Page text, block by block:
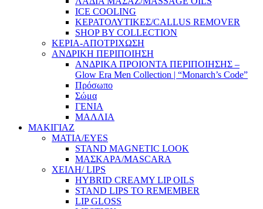
ICE COOLING
ΚΕΡΑΤΟΛΥΤΙΚΕΣ/CALLUS REMOVER
SHOP BY COLLECTION
ΚΕΡΙΑ-ΑΠΟΤΡΙΧΩΣΗ
ΑΝΔΡΙΚΗ ΠΕΡΙΠΟΙΗΣΗ
ΑΝΔΡΙΚΑ ΠΡΟΙΟΝΤΑ ΠΕΡΙΠΟΙΗΣΗΣ –
Glow Era Men Collection | “Monarch’s Code”
Πρόσωπο
Σώμα
ΓΕΝΙΑ
ΜΑΛΛΙΑ
ΜΑΚΙΓΙΑΖ
ΜΑΤΙΑ/EYES
STAND MAGNETIC LOOK
ΜΑΣΚΑΡΑ/MASCARA
ΧΕΙΛΗ/ LIPS
HYBRID CREAMY LIP OILS
STAND LIPS TO REMEMBER
LIP GLOSS